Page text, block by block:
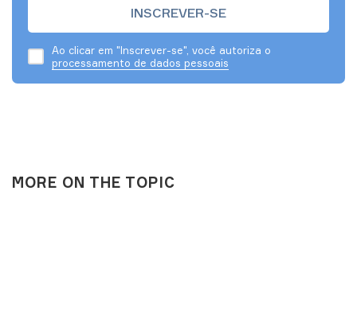
Ao clicar em "Inscrever-se", você autoriza o
processamento de dados pessoais
MORE ON THE TOPIC